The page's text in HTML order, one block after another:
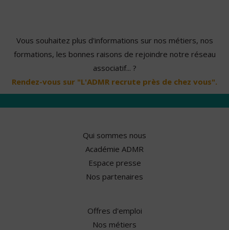
Vous souhaitez plus d'informations sur nos métiers, nos
formations, les bonnes raisons de rejoindre notre réseau
associatif... ?
Rendez-vous sur "L'ADMR recrute près de chez vous".
Qui sommes nous
Académie ADMR
Espace presse
Nos partenaires
Offres d'emploi
Nos métiers